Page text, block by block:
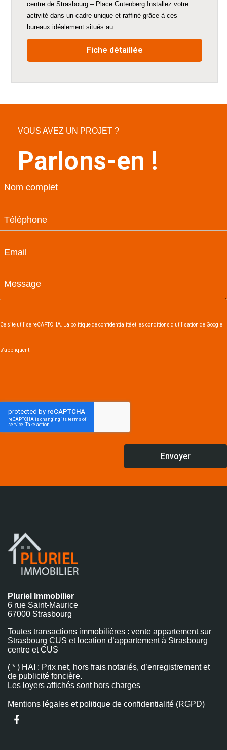
centre de Strasbourg – Place Gutenberg Installez votre
activité dans un cadre unique et raffiné grâce à ces
bureaux idéalement situés au…
Fiche détaillée
VOUS AVEZ UN PROJET ?
Parlons-en !
Ce site utilise reCAPTCHA. La politique de confidentialité et les conditions d'utilisation de Google
s'appliquent.
Envoyer
Pluriel Immobilier
6 rue Saint-Maurice
67000 Strasbourg
Toutes transactions immobilières : vente appartement sur
Strasbourg CUS et location d’appartement à Strasbourg
centre et CUS
( * ) HAI : Prix net, hors frais notariés, d’enregistrement et
de publicité foncière.
Les loyers affichés sont hors charges
Mentions légales et politique de confidentialité (RGPD)